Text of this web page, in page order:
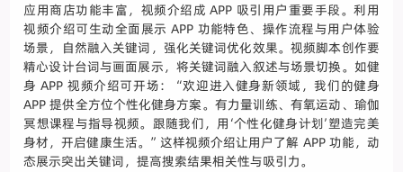
应用商店功能丰富，视频介绍成 APP 吸引用户重要手段。利用
视频介绍可生动全面展示 APP 功能特色、操作流程与用户体验
场景，自然融入关键词，强化关键词优化效果。视频脚本创作要
精心设计台词与画面展示，将关键词融入叙述与场景切换。如健
身 APP 视频介绍可开场：“欢迎进入健身新领域，我们的健身
APP 提供全方位个性化健身方案。有力量训练、有氧运动、瑜伽
冥想课程与指导视频。跟随我们，用‘个性化健身计划’塑造完美
身材，开启健康生活。”这样视频介绍让用户了解 APP 功能，动
态展示突出关键词，提高搜索结果相关性与吸引力。